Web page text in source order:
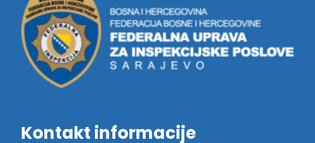
Kontakt informacije